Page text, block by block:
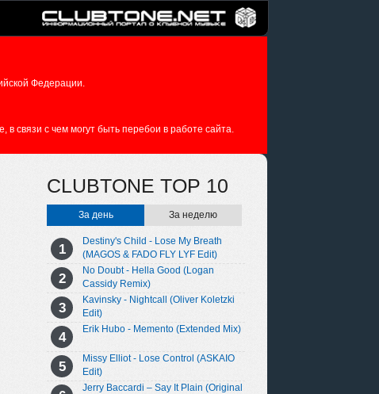
Федерации.
связи с чем могут быть перебои в работе сайта.
CLUBTONE TOP 10
За день За неделю
Destiny's Child - Lose My Breath
(MAGOS & FADO FLY LYF Edit)
No Doubt - Hella Good (Logan
Cassidy Remix)
Kavinsky - Nightcall (Oliver Koletzki
Edit)
Erik Hubo - Memento (Extended Mix)
Missy Elliot - Lose Control (ASKAIO
Edit)
Jerry Baccardi – Say It Plain (Original